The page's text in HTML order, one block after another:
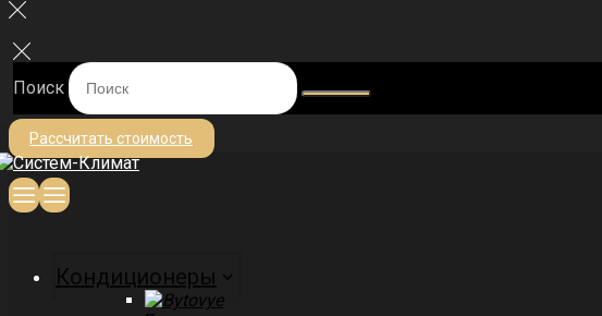
Поиск
Рассчитать стоимость
Кондиционеры